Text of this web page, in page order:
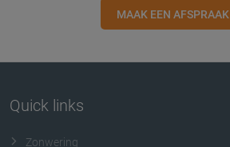
MAAK EEN AFSPRAAK
Quick links
Zonwering